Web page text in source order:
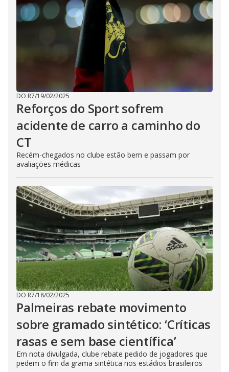
DO R7/19/02/2025
Reforços do Sport sofrem
acidente de carro a caminho do
CT
Recém-chegados no clube estão bem e passam por
avaliações médicas
DO R7/18/02/2025
Palmeiras rebate movimento
sobre gramado sintético: ‘Críticas
rasas e sem base científica’
Em nota divulgada, clube rebate pedido de jogadores que
pedem o fim da grama sintética nos estádios brasileiros